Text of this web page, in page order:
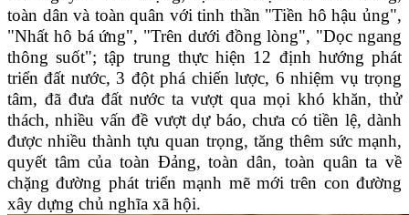
toàn dân và toàn quân với tinh thần "Tiền hô hậu ủng",
"Nhất hô bá ứng", "Trên dưới đồng lòng", "Dọc ngang
thông suốt"; tập trung thực hiện 12 định hướng phát
triển đất nước, 3 đột phá chiến lược, 6 nhiệm vụ trọng
tâm, đã đưa đất nước ta vượt qua mọi khó khăn, thử
thách, nhiều vấn đề vượt dự báo, chưa có tiền lệ, dành
được nhiều thành tựu quan trọng, tăng thêm sức mạnh,
quyết tâm của toàn Đảng, toàn dân, toàn quân ta về
chặng đường phát triển mạnh mẽ mới trên con đường
xây dựng chủ nghĩa xã hội.